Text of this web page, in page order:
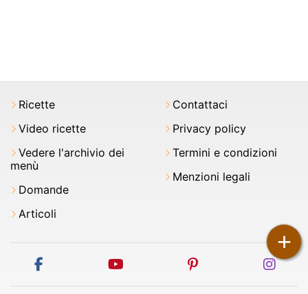
+
Ricette
Video ricette
Vedere l'archivio dei
menù
Domande
Articoli
Contattaci
Privacy policy
Termini e condizioni
Menzioni legali
facebook youtube pinterest